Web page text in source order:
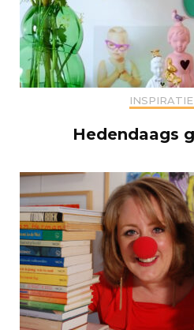
Hedendaags